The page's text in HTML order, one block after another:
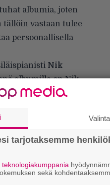
albumia, joten
vastaan tulee
persoonallisella
Nik
albumilla on Nik
(nykyään kvartetti).
ja arvoituksellista
tarjotaksemme
teknologiakumppania
sekä